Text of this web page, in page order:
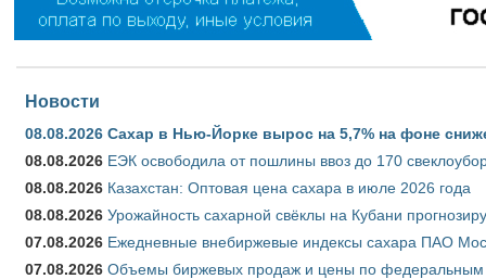
Новости
08.08.2026 Сахар в Нью-Йорке вырос на 5,7% на фоне
08.08.2026 ЕЭК освободила от пошлины ввоз до 170
08.08.2026 Казахстан: Оптовая цена сахара в июле 2026 года
08.08.2026 Урожайность сахарной свёклы на Кубани
07.08.2026 Ежедневные внебиржевые индексы сахара ПАО
07.08.2026 Объемы биржевых продаж и цены по федеральным